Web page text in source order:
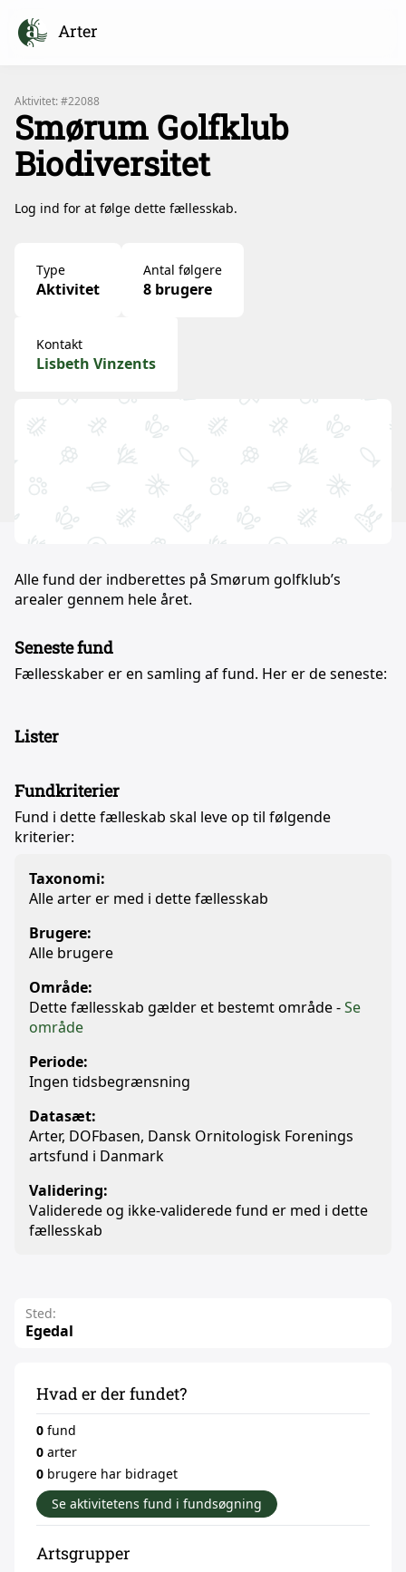
Arter
Aktivitet: #22088
Smørum Golfklub
Biodiversitet
Log ind for at følge dette fællesskab.
Type
Aktivitet
Antal følgere
8 brugere
Kontakt
Lisbeth Vinzents
Alle fund der indberettes på Smørum golfklub’s
arealer gennem hele året.
Seneste fund
Fællesskaber er en samling af fund. Her er de seneste:
Lister
Fundkriterier
Fund i dette fælleskab skal leve op til følgende
kriterier:
Taxonomi:
Alle arter er med i dette fællesskab
Brugere:
Alle brugere
Område:
Dette fællesskab gælder et bestemt område -Se
område
Periode:
Ingen tidsbegrænsning
Datasæt:
Arter, DOFbasen, Dansk Ornitologisk Forenings
artsfund i Danmark
Validering:
Validerede og ikke-validerede fund er med i dette
fællesskab
Sted:
Egedal
Hvad er der fundet?
0 fund
0 arter
0 brugere har bidraget
Se aktivitetens fund i fundsøgning
Artsgrupper